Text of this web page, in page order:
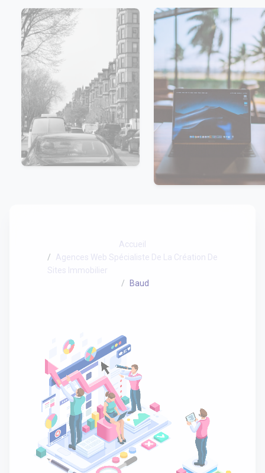
Accueil
Agences Web Spécialiste De La Création De
Sites Immobilier
Baud